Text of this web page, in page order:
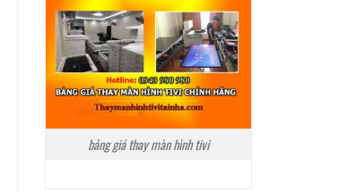
bảng giá thay màn hình tivi